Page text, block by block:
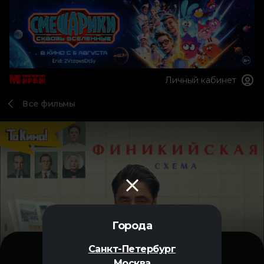
Города
Санкт-Петербург
Личный кабинет
Все фильмы